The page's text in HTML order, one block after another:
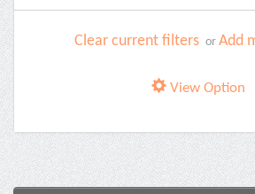
Clear current filters or Add
View Option